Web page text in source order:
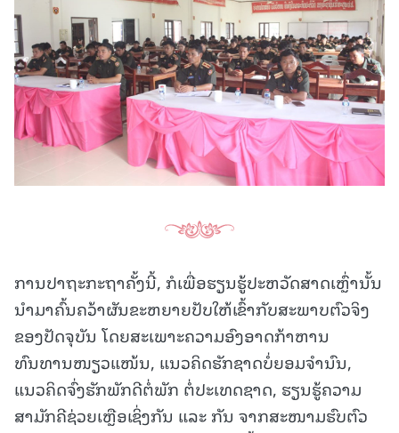
ການປາຖະກະຖາຄັ້ງນີ້, ກໍເພື່ອຮຽນຮູ້ປະຫວັດສາດເຫຼົ່ານັ້ນ
ນຳມາຄົ້ນຄວ້າຜັນຂະຫຍາຍປັບໃຫ້ເຂົ້າກັບສະພາບຕົວຈິງ
ຂອງປັດຈຸບັນ ໂດຍສະເພາະຄວາມອົງອາດກ້າຫານ
ທົນທານໜຽວແໜ້ນ, ແນວຄິດຮັກຊາດບໍ່ຍອມຈຳນົນ,
ແນວຄິດຈົ່ງຮັກພັກດີຕໍ່ພັກ ຕໍ່ປະເທດຊາດ, ຮຽນຮູ້ຄວາມ
ສາມັກຄີຊ່ວຍເຫຼືອເຊິ່ງກັນ ແລະ ກັນ ຈາກສະໜາມຮົບຕົວ